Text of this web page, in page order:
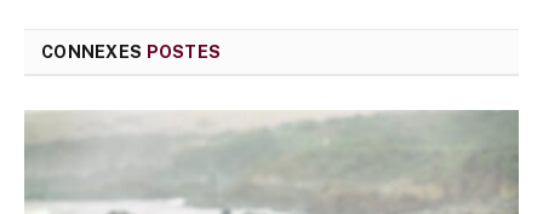
CONNEXES POSTES